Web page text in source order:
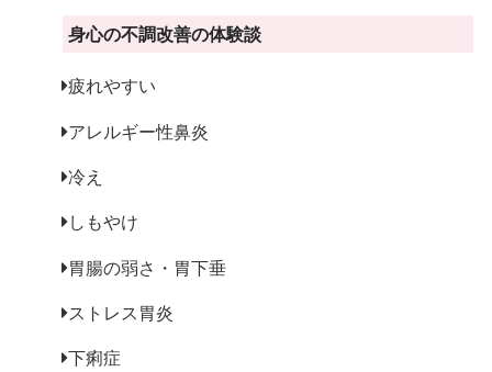
身心の不調改善の体験談
疲れやすい
アレルギー性鼻炎
冷え
しもやけ
胃腸の弱さ・胃下垂
ストレス胃炎
下痢症